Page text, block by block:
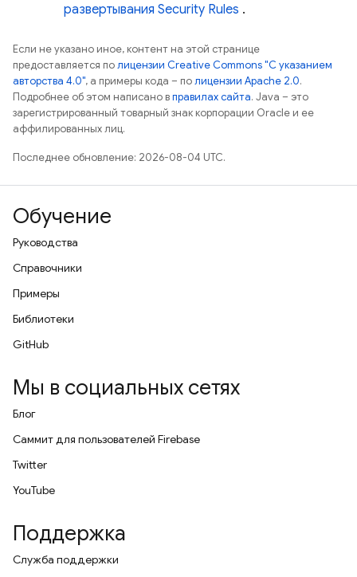
развертывания Security Rules .
Если не указано иное, контент на этой странице
предоставляется полицензии Creative Commons "С указанием
авторства 4.0", а примеры кода – полицензии Apache 2.0.
Подробнее об этом написано вправилах сайта. Java – это
зарегистрированный товарный знак корпорации Oracle и ее
аффилированных лиц.
Последнее обновление: 2026-08-04 UTC.
Обучение
Руководства
Справочники
Примеры
Библиотеки
GitHub
Мы в социальных сетях
Блог
Саммит для пользователей Firebase
Twitter
YouTube
Поддержка
Служба поддержки